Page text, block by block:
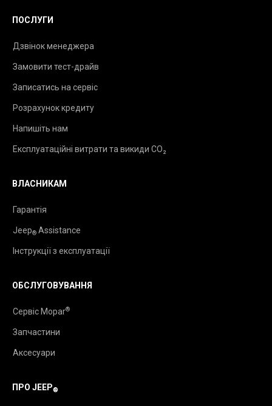
ПОСЛУГИ
Дзвінок менеджера
Замовити тест-драйв
Записатись на сервіс
Розрахунок кредиту
Напишіть нам
Експлуатаційні витрати та викиди CO₂
ВЛАСНИКАМ
Гарантія
Jeep® Assistance
Інструкції з експлуатації
ОБСЛУГОВУВАННЯ
Сервіс Mopar®
Запчастини
Аксесуари
ПРО JEEP®